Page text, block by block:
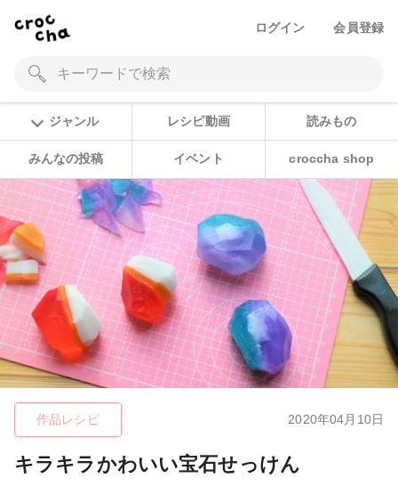
ログイン 会員登録
ジャンル レシピ動画 読みもの
みんなの投稿 イベント croccha shop
作品レシピ 2020年04月10日
キラキラかわいい宝石せっけん